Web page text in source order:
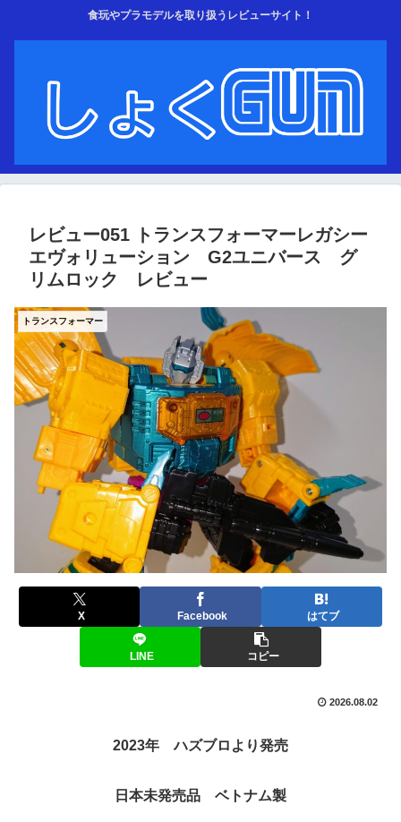
食玩やプラモデルを取り扱うレビューサイト！
レビュー051 トランスフォーマーレガシー
エヴォリューション G2ユニバース グ
リムロック レビュー
トランスフォーマー
X Facebook はてブ
LINE コピー
2026.08.02
2023年 ハズブロより発売
日本未発売品 ベトナム製